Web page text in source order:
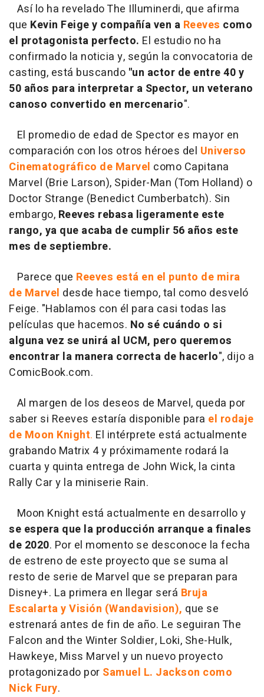
Así lo ha revelado The Illuminerdi, que afirma
que Kevin Feige y compañía ven a Reeves como
el protagonista perfecto. El estudio no ha
confirmado la noticia y, según la convocatoria de
casting, está buscando "un actor de entre 40 y
50 años para interpretar a Spector, un veterano
canoso convertido en mercenario".
El promedio de edad de Spector es mayor en
comparación con los otros héroes del Universo
Cinematográfico de Marvel como Capitana
Marvel (Brie Larson), Spider-Man (Tom Holland) o
Doctor Strange (Benedict Cumberbatch). Sin
embargo, Reeves rebasa ligeramente este
rango, ya que acaba de cumplir 56 años este
mes de septiembre.
Parece que Reeves está en el punto de mira
de Marvel desde hace tiempo, tal como desveló
Feige. "Hablamos con él para casi todas las
películas que hacemos. No sé cuándo o si
alguna vez se unirá al UCM, pero queremos
encontrar la manera correcta de hacerlo", dijo a
ComicBook.com.
Al margen de los deseos de Marvel, queda por
saber si Reeves estaría disponible para el rodaje
de Moon Knight. El intérprete está actualmente
grabando Matrix 4 y próximamente rodará la
cuarta y quinta entrega de John Wick, la cinta
Rally Car y la miniserie Rain.
Moon Knight está actualmente en desarrollo y
se espera que la producción arranque a finales
de 2020. Por el momento se desconoce la fecha
de estreno de este proyecto que se suma al
resto de serie de Marvel que se preparan para
Disney+. La primera en llegar será Bruja
Escalarta y Visión (Wandavision), que se
estrenará antes de fin de año. Le seguiran The
Falcon and the Winter Soldier, Loki, She-Hulk,
Hawkeye, Miss Marvel y un nuevo proyecto
protagonizado por Samuel L. Jackson como
Nick Fury.